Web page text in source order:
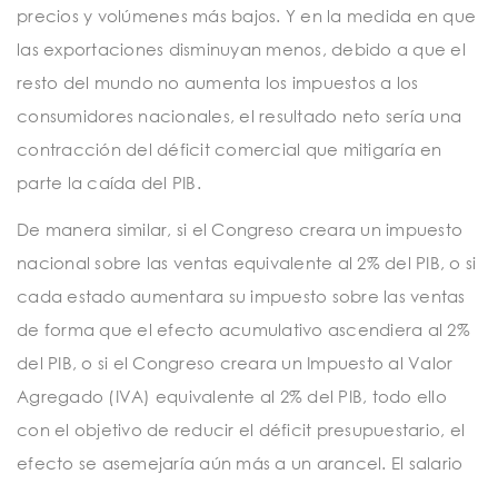
precios y volúmenes más bajos. Y en la medida en que
las exportaciones disminuyan menos, debido a que el
resto del mundo no aumenta los impuestos a los
consumidores nacionales, el resultado neto sería una
contracción del déficit comercial que mitigaría en
parte la caída del PIB.
De manera similar, si el Congreso creara un impuesto
nacional sobre las ventas equivalente al 2% del PIB, o si
cada estado aumentara su impuesto sobre las ventas
de forma que el efecto acumulativo ascendiera al 2%
del PIB, o si el Congreso creara un Impuesto al Valor
Agregado (IVA) equivalente al 2% del PIB, todo ello
con el objetivo de reducir el déficit presupuestario, el
efecto se asemejaría aún más a un arancel. El salario